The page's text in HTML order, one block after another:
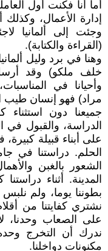
أما أنا فكنت أول
إدارة الأعمال،
وجئت إلى ألمانيا
(القراءة والكتابة).
وهنا في برد وليل
خلف ملكو) وقد
وأحيانا في
مراد) فهو إنسان
جميعنا دون
الدراسة، والقبول في
على أبناء قبيلة
الحلم. دراستنا
الشعور بالغبن
المدينة. أثناء
بطوننا يوما، ولم
نشتري كفايتنا من
على الصعاب وحدنا،
ندرك أن التخرج
مكنونات دواخلنا.